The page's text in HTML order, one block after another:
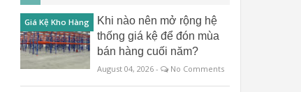
Giá Kệ Kho Hàng
Khi nào nên mở rộng hệ
thống giá kệ để đón mùa
bán hàng cuối năm?
August 04, 2026 - No Comments